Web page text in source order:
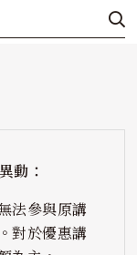
動：
法參與原講
對於優惠講